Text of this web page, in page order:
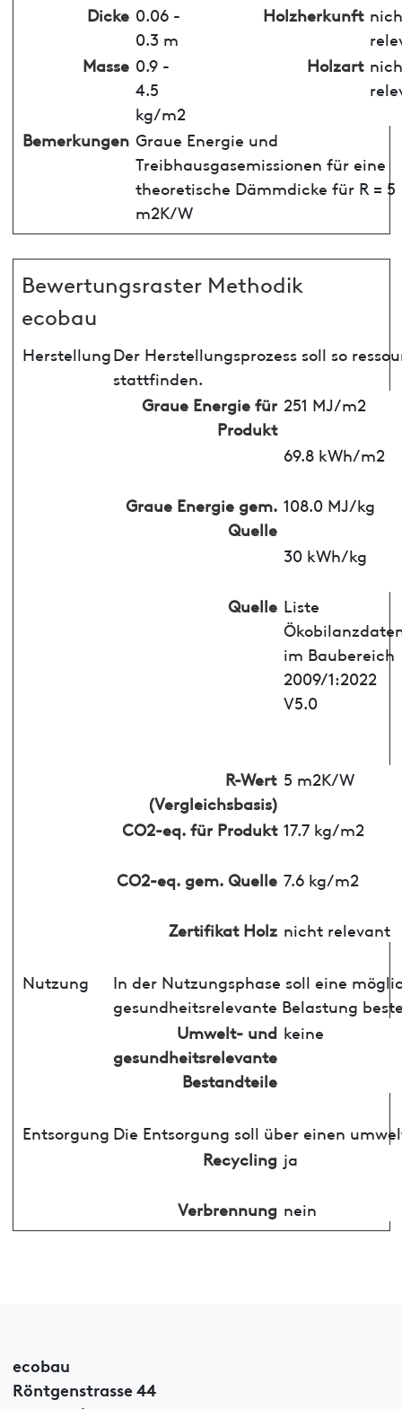
Dicke 0.06 -
0.3 m
Holzherkunft
Masse 0.9 -
4.5
kg/m2
Holzart
Bemerkungen Graue Energie und
Treibhausgasemissionen für eine
theoretische Dämmdicke für R = 5
m2K/W
Bewertungsraster Methodik
ecobau
HerstellungDer Herstellungsprozess soll so
stattfinden.
Graue Energie für
Produkt
251 MJ/m2
69.8 kWh/m2
Graue Energie gem.
Quelle
108.0 MJ/kg
30 kWh/kg
Quelle Liste
im Baubereich
2009/1:2022
V5.0
R-Wert
(Vergleichsbasis)
5 m2K/W
CO2-eq. für Produkt 17.7 kg/m2
CO2-eq. gem. Quelle 7.6 kg/m2
Zertifikat Holz nicht relevant
Nutzung
In der Nutzungsphase soll eine
gesundheitsrelevante Belastung
Umwelt- und
gesundheitsrelevante
Bestandteile
keine
Entsorgung Die Entsorgung soll über einen
Recycling ja
Verbrennung nein
ecobau
Röntgenstrasse 44